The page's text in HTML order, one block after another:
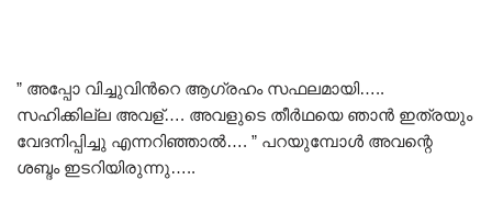
” അപ്പോ വിച്ചുവിന്‍റെ ആഗ്രഹം സഫലമായി…..
സഹിക്കില്ല അവള്…. അവളുടെ തീർഥയെ ഞാൻ ഇത്രയും
വേദനിപ്പിച്ചു എന്നറിഞ്ഞാൽ…. ” പറയുമ്പോൾ അവന്റെ
ശബ്ദം ഇടറിയിരുന്നു…..